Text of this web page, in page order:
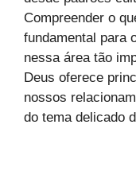
Compreender o
fundamental para
nessa área tão
Deus oferece
nossos
do tema delicado